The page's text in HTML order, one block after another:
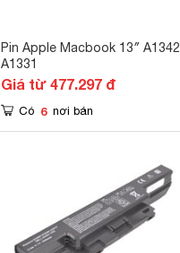
Pin Apple Macbook 13″ A1342
A1331
Giá từ 477.297 đ
Có 6 nơi bán